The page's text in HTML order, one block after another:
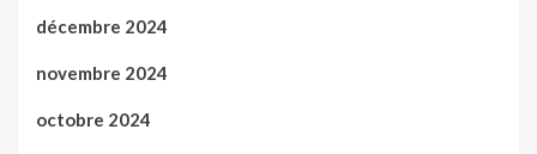
décembre 2024
novembre 2024
octobre 2024